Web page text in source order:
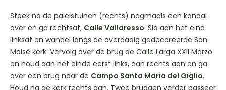
Steek na de paleistuinen (rechts) nogmaals een kanaal
over en ga rechtsaf, Calle Vallaresso. Sla aan het eind
linksaf en wandel langs de overdadig gedecoreerde San
Moisè kerk. Vervolg over de brug de Calle Larga XXII Marzo
en houd aan het einde eerst links, dan rechts aan en ga
over een brug naar de Campo Santa Maria del Giglio.